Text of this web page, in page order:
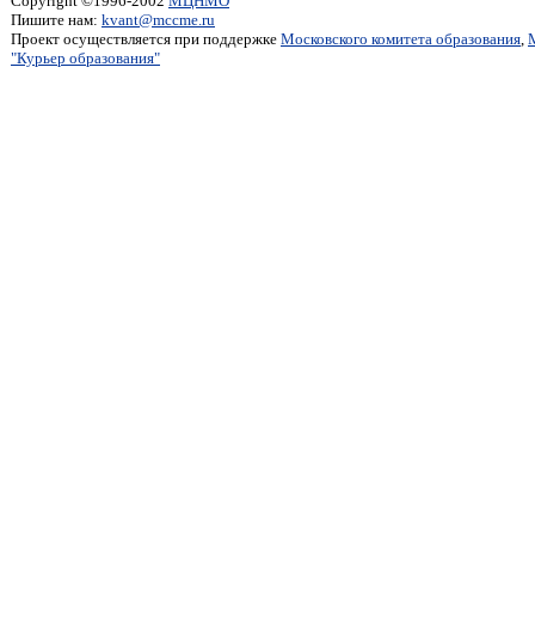
Пишите нам: kvant@mccme.ru
Проект осуществляется при поддержке Московского комитета образования,
"Курьер образования"